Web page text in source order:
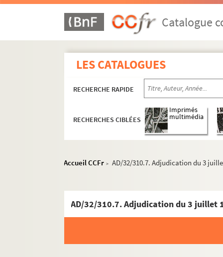
Catalogue
LES CATALOGUES
RECHERCHE RAPIDE
RECHERCHES CIBLÉES
Imprimés
multimédia
Accueil CCFr > AD/32/310.7. Adjudication du 3
AD/32/310.7. Adjudication du 3 juillet
Travaux de voirie